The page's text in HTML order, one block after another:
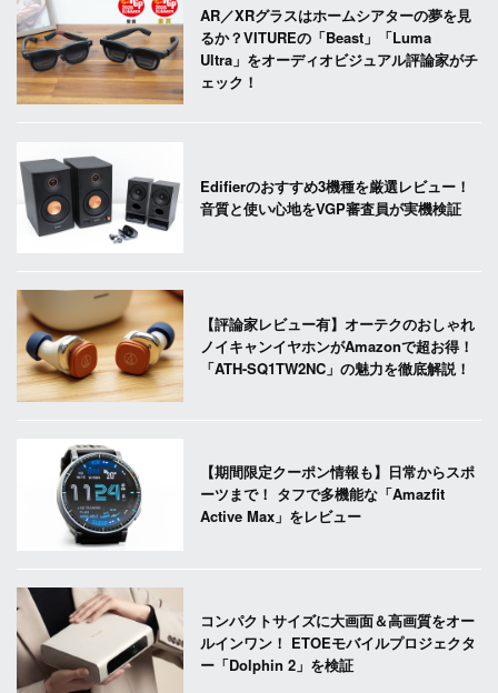
AR／XRグラスはホームシアターの夢を見
るか？VITUREの「Beast」「Luma
Ultra」をオーディオビジュアル評論家がチ
ェック！
Edifierのおすすめ3機種を厳選レビュー！
音質と使い心地をVGP審査員が実機検証
【評論家レビュー有】オーテクのおしゃれ
ノイキャンイヤホンがAmazonで超お得！
「ATH-SQ1TW2NC」の魅力を徹底解説！
【期間限定クーポン情報も】日常からスポ
ーツまで！ タフで多機能な「Amazfit
Active Max」をレビュー
コンパクトサイズに大画面＆高画質をオー
ルインワン！ ETOEモバイルプロジェクタ
ー「Dolphin 2」を検証